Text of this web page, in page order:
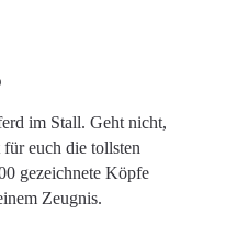
im Stall. Geht nicht,
euch die tollsten
gezeichnete Köpfe
Zeugnis.